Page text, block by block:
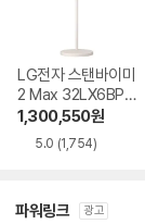
LG전자 스탠바이미
2 Max 32LX6BPG
A
1,300,550원
5.0 (1,754)
파워링크 광고